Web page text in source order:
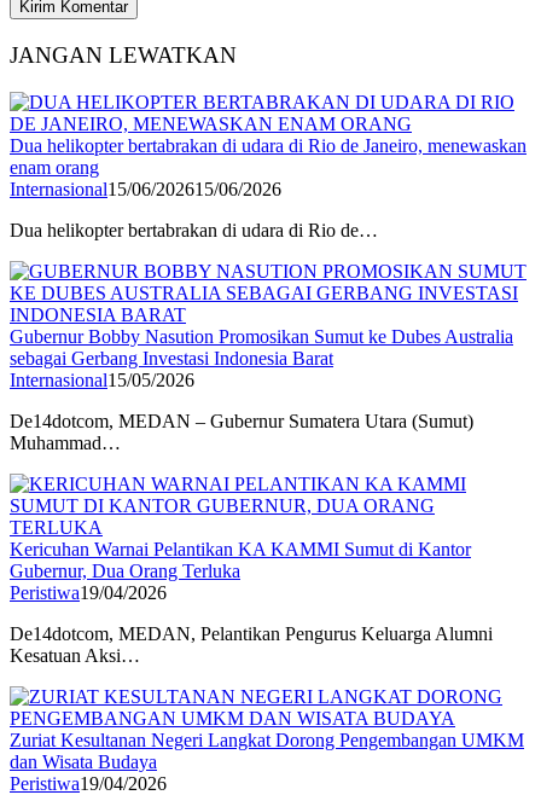
JANGAN LEWATKAN
Dua helikopter bertabrakan di udara di Rio de Janeiro, menewaskan
enam orang
Internasional15/06/202615/06/2026
Dua helikopter bertabrakan di udara di Rio de…
Gubernur Bobby Nasution Promosikan Sumut ke Dubes Australia
sebagai Gerbang Investasi Indonesia Barat
Internasional15/05/2026
De14dotcom, MEDAN – Gubernur Sumatera Utara (Sumut)
Muhammad…
Kericuhan Warnai Pelantikan KA KAMMI Sumut di Kantor
Gubernur, Dua Orang Terluka
Peristiwa19/04/2026
De14dotcom, MEDAN, Pelantikan Pengurus Keluarga Alumni
Kesatuan Aksi…
Zuriat Kesultanan Negeri Langkat Dorong Pengembangan UMKM
dan Wisata Budaya
Peristiwa19/04/2026